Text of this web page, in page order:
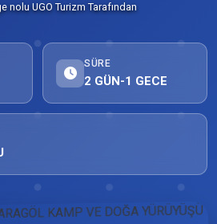
nolu UGO Turizm Tarafından
SÜRE
2 GÜN-1 GECE